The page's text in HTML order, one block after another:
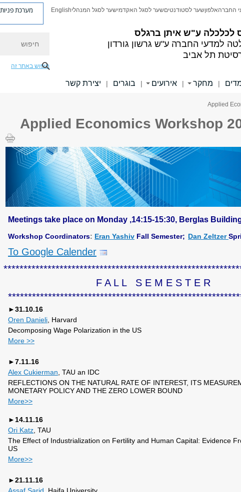
לכלכלה ע"ש איתן ברגלס
למדעי החברה ע"ש גרשון גורדון
תל אביב
החברהאלפוןשער לסטודנטיםשער לסגל האקדמישער לסגל המנהליEnglish מערכת פניות
חיפוש באתר זה
| מחקר | אירועים | בוגרים | יצירת קשר
Applied Economics Workshop
Meetings take place on Monday ,14:15-15:30, Berglas
Workshop Coordinators: Eran Yashiv Fall Semester; Dan Zeltzer
To Google Calender
F A L L S E M E S T E R
​►31.10.16
Oren Danieli , Harvard
Decomposing Wage Polarization in the US
More >>
►7.11.16
Alex Cukierman , TAU an IDC
REFLECTIONS ON THE NATURAL RATE OF INTEREST, ITS
MONETARY POLICY AND THE ZERO LOWER BOUND
More>>
►14.11.16
Ori Katz , TAU
The Effect of Industrialization on Fertility and Human Capital: Evidence
US
More>>
►21.11.16